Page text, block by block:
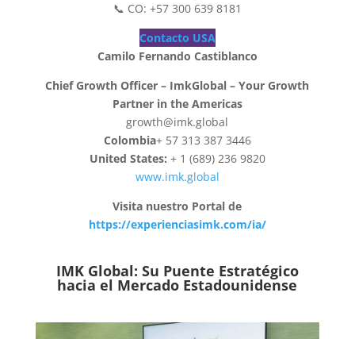
📞 CO: +57 300 639 8181
Contacto USA
Camilo Fernando Castiblanco
Chief Growth Officer – ImkGlobal – Your Growth
Partner in the Americas
growth@imk.global
Colombia+ 57 313 387 3446
United States: + 1 (689) 236 9820
www.imk.global
Visita nuestro Portal de
https://experienciasimk.com/ia/
IMK Global: Su Puente Estratégico
hacia el Mercado Estadounidense